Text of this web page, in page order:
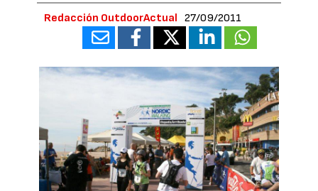
Redacción OutdoorActual 27/09/2011